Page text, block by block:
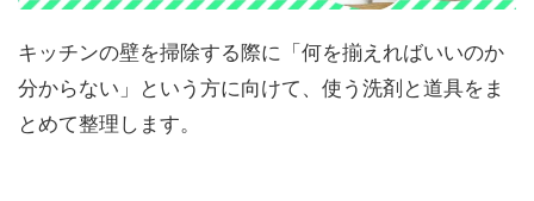
キッチンの壁を掃除する際に「何を揃えればいいのか
分からない」という方に向けて、使う洗剤と道具をま
とめて整理します。